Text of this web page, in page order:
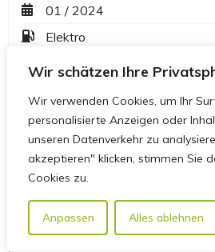
Wir schätzen Ihre
Wir verwenden Cookies, um Ihr
personalisierte Anzeigen oder
unseren Datenverkehr zu
akzeptieren" klicken, stimmen Sie
Cookies zu.
Anpassen Alles ablehnen